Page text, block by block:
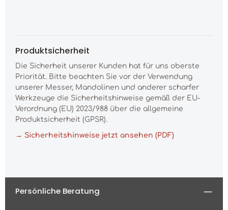
Produktsicherheit
Die Sicherheit unserer Kunden hat für uns oberste
Priorität. Bitte beachten Sie vor der Verwendung
unserer Messer, Mandolinen und anderer scharfer
Werkzeuge die Sicherheitshinweise gemäß der EU-
Verordnung (EU) 2023/988 über die allgemeine
Produktsicherheit (GPSR).
→ Sicherheitshinweise jetzt ansehen (PDF)
Persönliche Beratung